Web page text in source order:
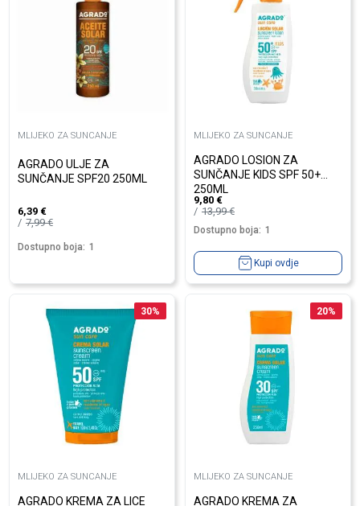
MLIJEKO ZA SUNCANJE
AGRADO ULJE ZA
SUNČANJE SPF20 250ML
6,39 €
7,99€
Dostupno boja: 1
MLIJEKO ZA SUNCANJE
AGRADO LOSION ZA
SUNČANJE KIDS SPF 50+
250ML
9,80 €
13,99€
Dostupno boja: 1
Kupi ovdje
30%
MLIJEKO ZA SUNCANJE
AGRADO KREMA ZA LICE
20%
MLIJEKO ZA SUNCANJE
AGRADO KREMA ZA